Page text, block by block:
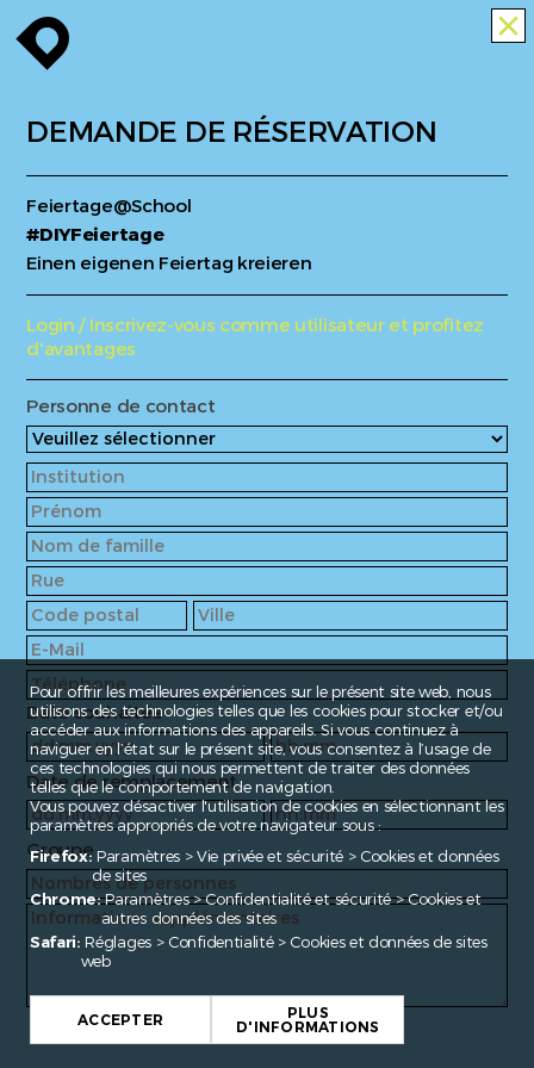
enroute close
DEMANDE DE RÉSERVATION
Feiertage@School
#DIYFeiertage
Einen eigenen Feiertag kreieren
Login / Inscrivez-vous comme utilisateur et profitez
d'avantages
Personne de contact
Date souhaitée
Date de remplacement
Groupe
Pour offrir les meilleures expériences sur le présent site web, nous
utilisons des technologies telles que les cookies pour stocker et/ou
accéder aux informations des appareils. Si vous continuez à
naviguer en l’état sur le présent site, vous consentez à l’usage de
ces technologies qui nous permettent de traiter des données
telles que le comportement de navigation.
Vous pouvez désactiver l'utilisation de cookies en sélectionnant les
paramètres appropriés de votre navigateur sous :
Firefox:Paramètres > Vie privée et sécurité > Cookies et données
de sites
Chrome:Paramètres > Confidentialité et sécurité > Cookies et
autres données des sites
Safari: Réglages > Confidentialité > Cookies et données de sites
web
ACCEPTER PLUS
D'INFORMATIONS